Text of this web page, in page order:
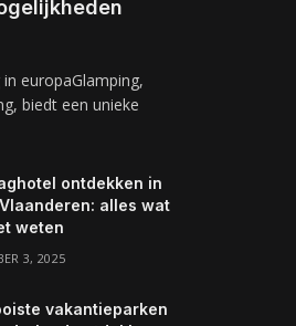
europaGlamping,
biedt een unieke
ontdekken in
alles wat
weten
3, 2025
vakantieparken